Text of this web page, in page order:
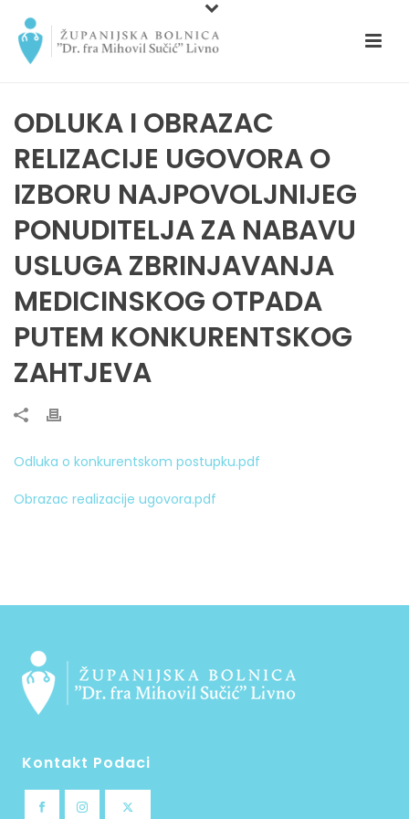
ODLUKA I OBRAZAC
RELIZACIJE UGOVORA O
IZBORU NAJPOVOLJNIJEG
PONUDITELJA ZA NABAVU
USLUGA ZBRINJAVANJA
MEDICINSKOG OTPADA
PUTEM KONKURENTSKOG
ZAHTJEVA
Odluka o konkurentskom postupku.pdf
Obrazac realizacije ugovora.pdf
Kontakt Podaci